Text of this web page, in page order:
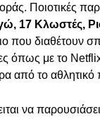
Ποιοτικές
17 Κλωστές,
που διαθέτουν
όπως με το
από το αθλητικό
να